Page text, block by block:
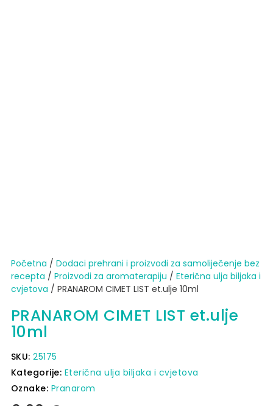
Početna / Dodaci prehrani i proizvodi za samoliječenje bez
recepta / Proizvodi za aromaterapiju / Eterična ulja biljaka i
cvjetova / PRANAROM CIMET LIST et.ulje 10ml
PRANAROM CIMET LIST et.ulje
10ml
SKU:25175
Kategorije: Eterična ulja biljaka i cvjetova
Oznake: Pranarom